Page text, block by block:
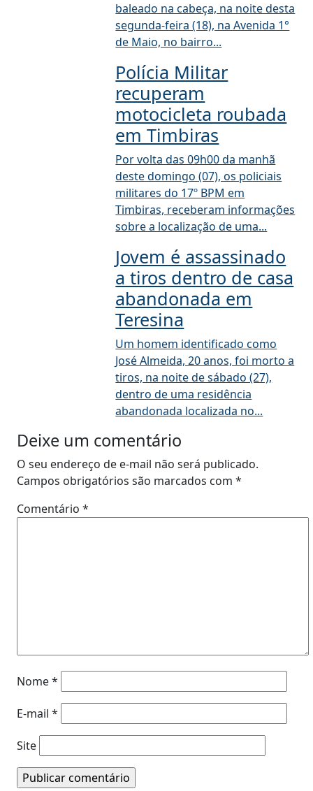
baleado na cabeça, na noite desta
segunda-feira (18), na Avenida 1°
de Maio, no bairro...
Polícia Militar
recuperam
motocicleta roubada
em Timbiras
Por volta das 09h00 da manhã
deste domingo (07), os policiais
militares do 17º BPM em
Timbiras, receberam informações
sobre a localização de uma...
Jovem é assassinado
a tiros dentro de casa
abandonada em
Teresina
Um homem identificado como
José Almeida, 20 anos, foi morto a
tiros, na noite de sábado (27),
dentro de uma residência
abandonada localizada no...
Deixe um comentário
O seu endereço de e-mail não será publicado.
Campos obrigatórios são marcados com *
Comentário *
Nome*
E-mail *
Site